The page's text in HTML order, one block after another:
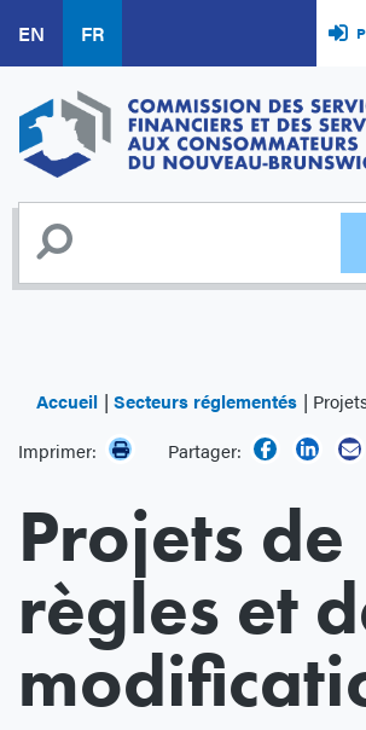
au
contenu
principal
EN FR
Accueil Secteurs réglementés
Projets
Imprimer:
Partager:
Projets de
règles et